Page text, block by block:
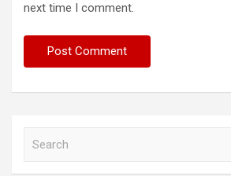
next time I comment.